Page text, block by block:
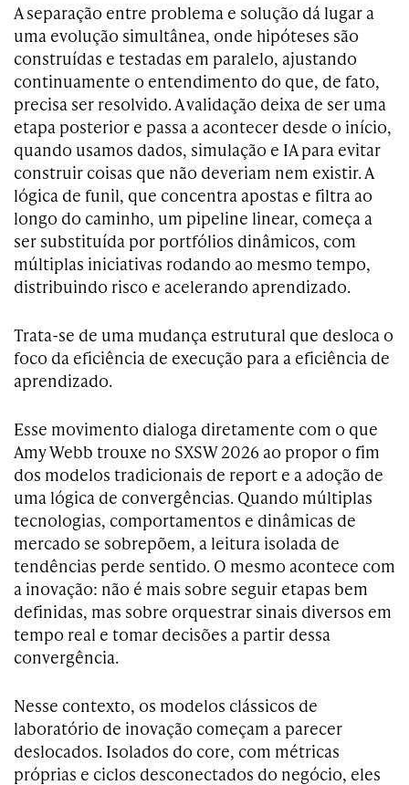
A separação entre problema e solução dá lugar a
uma evolução simultânea, onde hipóteses são
construídas e testadas em paralelo, ajustando
continuamente o entendimento do que, de fato,
precisa ser resolvido. A validação deixa de ser uma
etapa posterior e passa a acontecer desde o início,
quando usamos dados, simulação e IA para evitar
construir coisas que não deveriam nem existir. A
lógica de funil, que concentra apostas e filtra ao
longo do caminho, um pipeline linear, começa a
ser substituída por portfólios dinâmicos, com
múltiplas iniciativas rodando ao mesmo tempo,
distribuindo risco e acelerando aprendizado.
Trata-se de uma mudança estrutural que desloca o
foco da eficiência de execução para a eficiência de
aprendizado.
Esse movimento dialoga diretamente com o que
Amy Webb trouxe no SXSW 2026 ao propor o fim
dos modelos tradicionais de report e a adoção de
uma lógica de convergências. Quando múltiplas
tecnologias, comportamentos e dinâmicas de
mercado se sobrepõem, a leitura isolada de
tendências perde sentido. O mesmo acontece com
a inovação: não é mais sobre seguir etapas bem
definidas, mas sobre orquestrar sinais diversos em
tempo real e tomar decisões a partir dessa
convergência.
Nesse contexto, os modelos clássicos de
laboratório de inovação começam a parecer
deslocados. Isolados do core, com métricas
próprias e ciclos desconectados do negócio, eles